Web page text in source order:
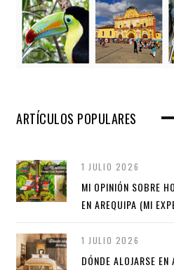
ARTÍCULOS POPULARES
1 JULIO 2026
MI OPINIÓN SOBRE
EN AREQUIPA (MI
1 JULIO 2026
DÓNDE ALOJARSE